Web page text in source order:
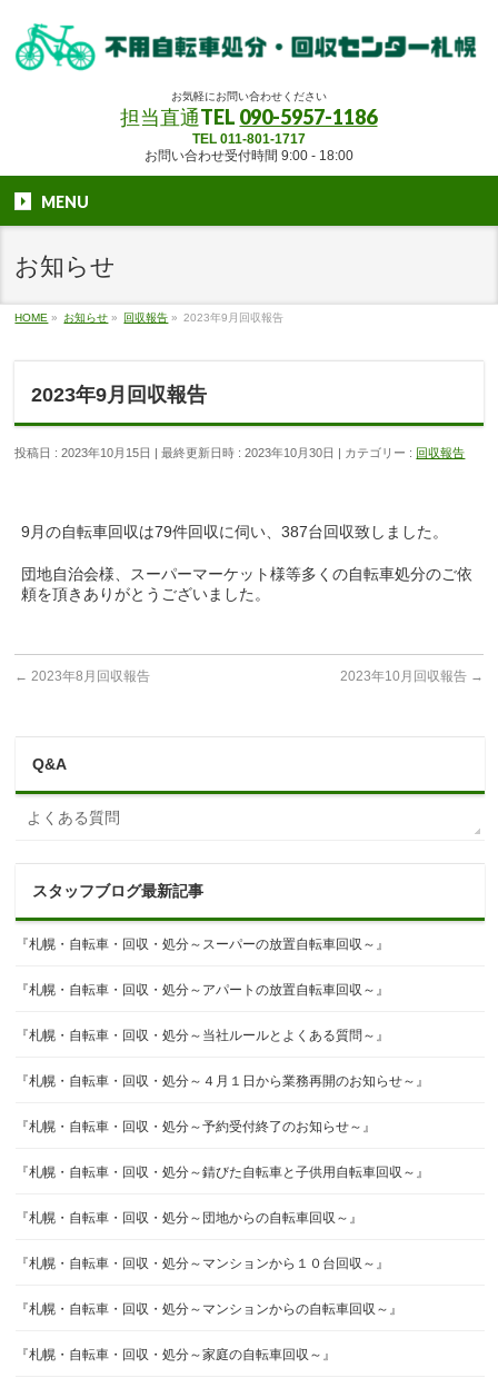
お気軽にお問い合わせください
担当直通TEL 090-5957-1186
TEL 011-801-1717
お問い合わせ受付時間 9:00 - 18:00
MENU
お知らせ
HOME » お知らせ » 回収報告 » 2023年9月回収報告
2023年9月回収報告
投稿日 : 2023年10月15日 最終更新日時 : 2023年10月30日 カテゴリー : 回収報告
9月の自転車回収は79件回収に伺い、387台回収致しました。
団地自治会様、スーパーマーケット様等多くの自転車処分のご依
頼を頂きありがとうございました。
← 2023年8月回収報告 2023年10月回収報告 →
Q&A
よくある質問
スタッフブログ最新記事
『札幌・自転車・回収・処分～スーパーの放置自転車回収～』
『札幌・自転車・回収・処分～アパートの放置自転車回収～』
『札幌・自転車・回収・処分～当社ルールとよくある質問～』
『札幌・自転車・回収・処分～４月１日から業務再開のお知らせ～』
『札幌・自転車・回収・処分～予約受付終了のお知らせ～』
『札幌・自転車・回収・処分～錆びた自転車と子供用自転車回収～』
『札幌・自転車・回収・処分～団地からの自転車回収～』
『札幌・自転車・回収・処分～マンションから１０台回収～』
『札幌・自転車・回収・処分～マンションからの自転車回収～』
『札幌・自転車・回収・処分～家庭の自転車回収～』